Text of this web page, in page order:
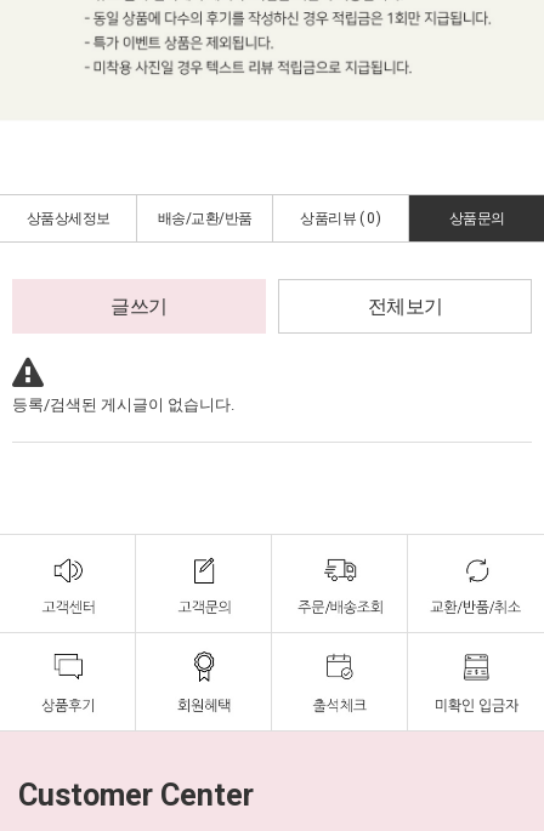
상품상세정보 배송/교환/반품 상품리뷰 ( 0) 상품문의
글쓰기 전체보기
등록/검색된 게시글이 없습니다.
Customer Center